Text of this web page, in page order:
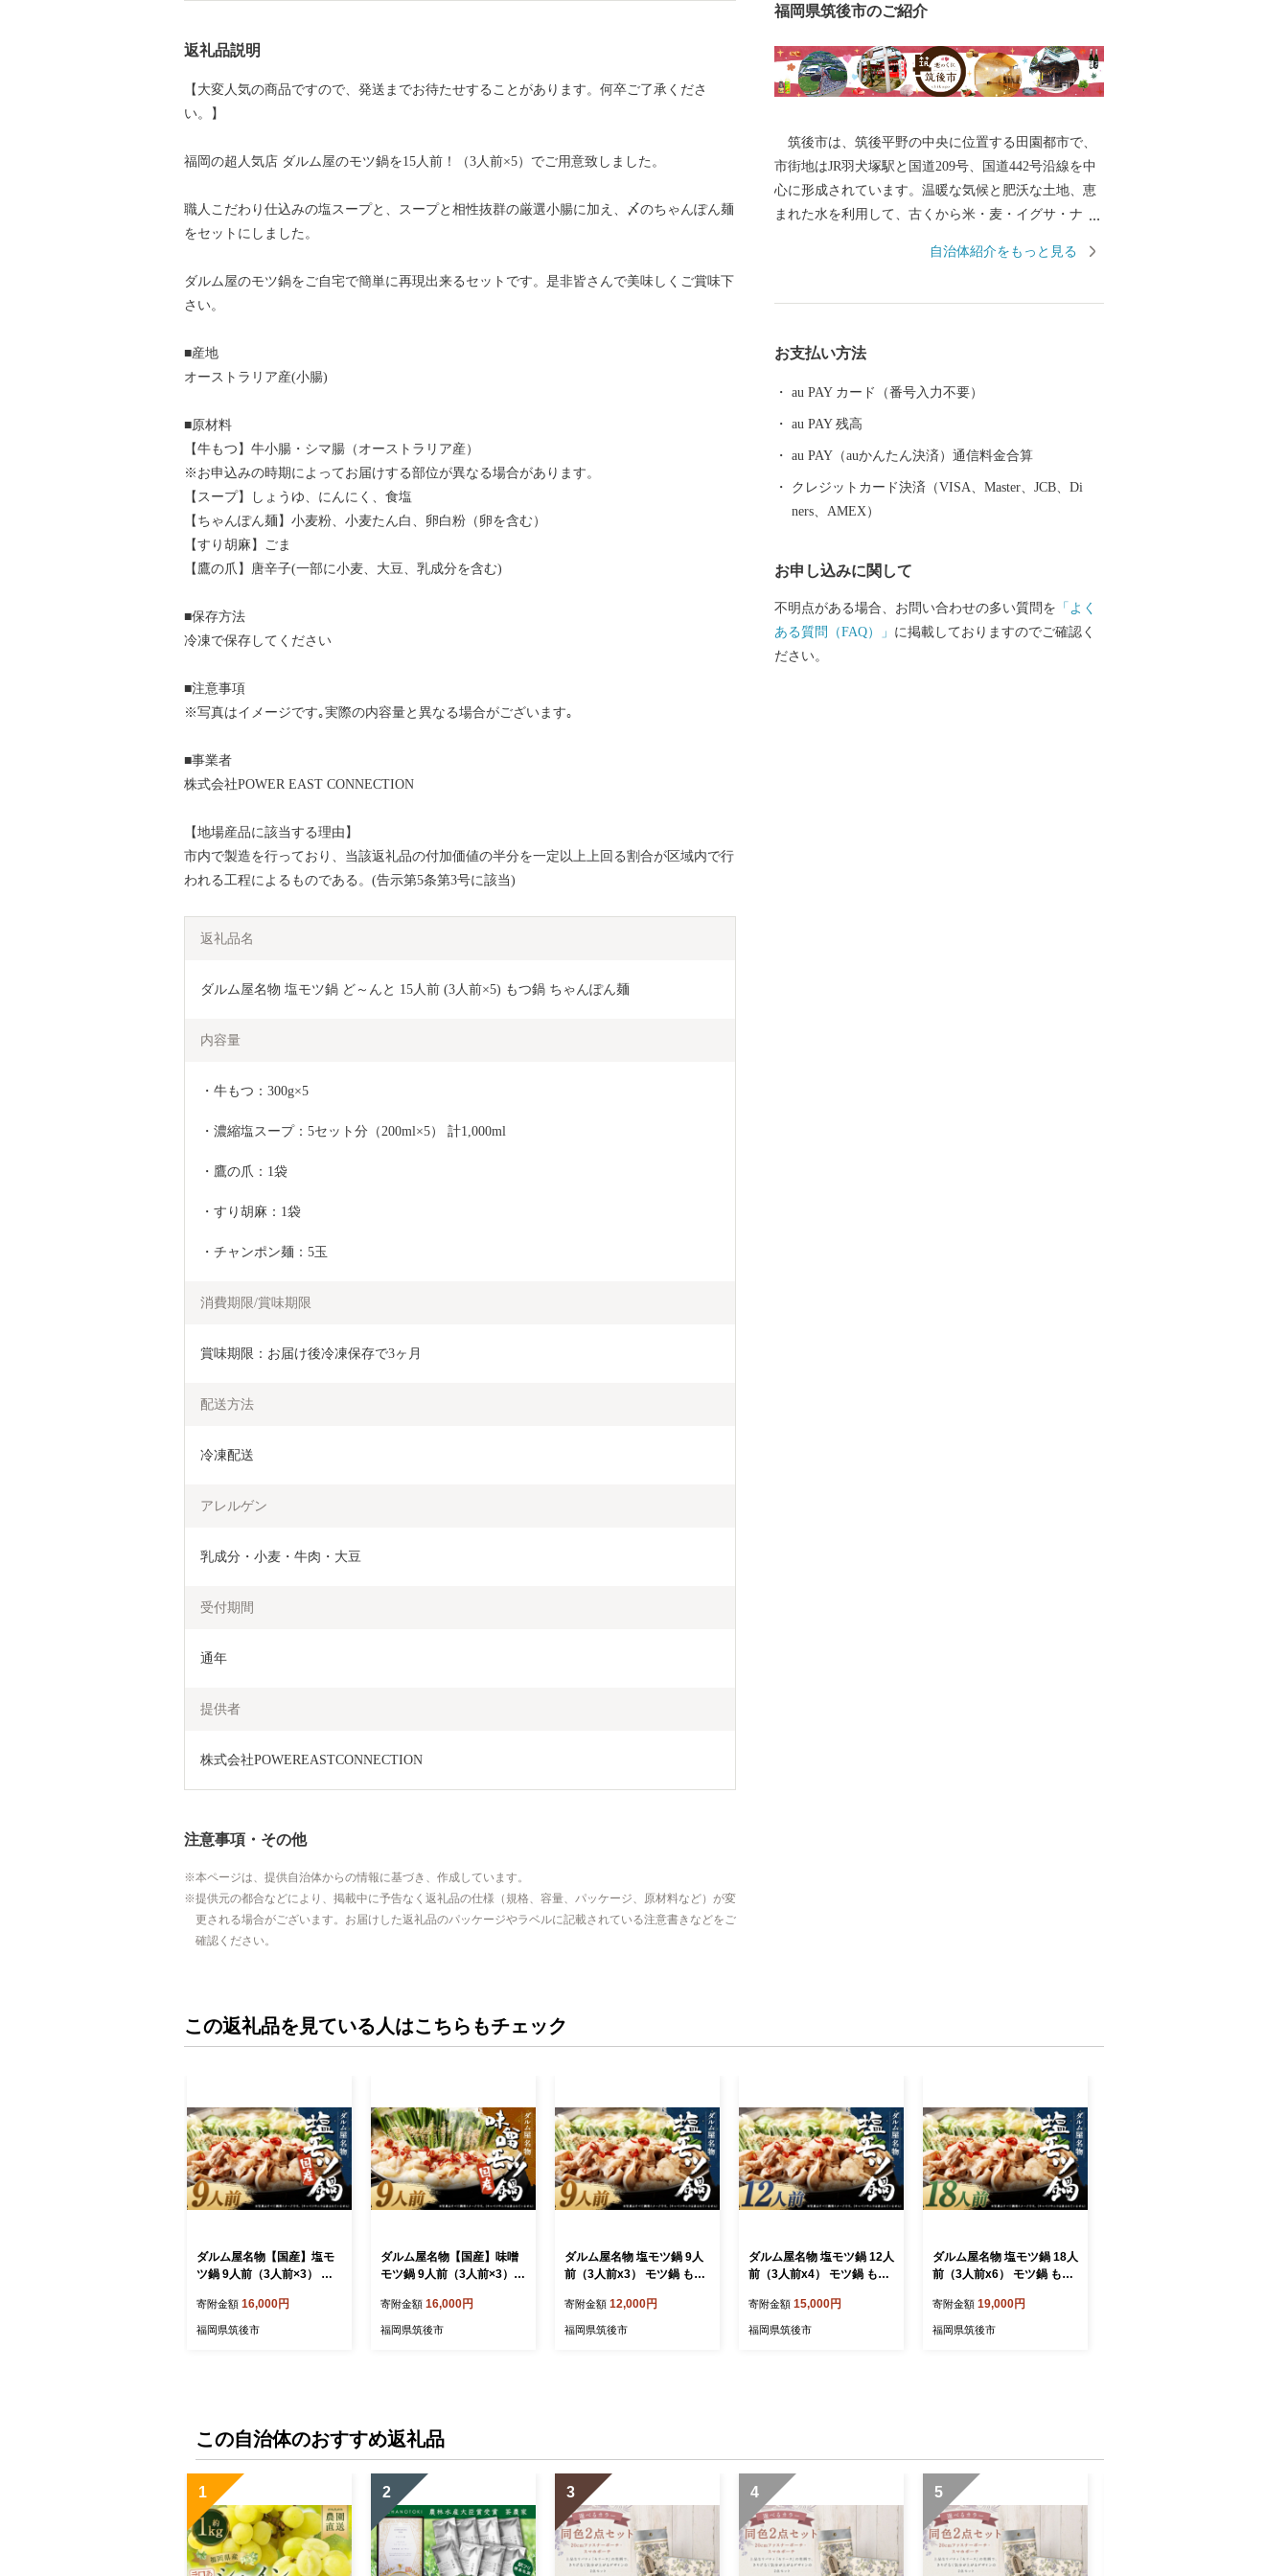
返礼品説明
【大変人気の商品ですので、発送までお待たせすることがあります。何卒ご了承くださ
い。】
福岡の超人気店 ダルム屋のモツ鍋を15人前！（3人前×5）でご用意致しました。
職人こだわり仕込みの塩スープと、スープと相性抜群の厳選小腸に加え、〆のちゃんぽん麺
をセットにしました。
ダルム屋のモツ鍋をご自宅で簡単に再現出来るセットです。是非皆さんで美味しくご賞味下
さい。
■産地
オーストラリア産(小腸)
■原材料
【牛もつ】牛小腸・シマ腸（オーストラリア産）
※お申込みの時期によってお届けする部位が異なる場合があります。
【スープ】しょうゆ、にんにく、食塩
【ちゃんぽん麺】小麦粉、小麦たん白、卵白粉（卵を含む）
【すり胡麻】ごま
【鷹の爪】唐辛子(一部に小麦、大豆、乳成分を含む)
■保存方法
冷凍で保存してください
■注意事項
※写真はイメージです｡実際の内容量と異なる場合がございます｡
■事業者
株式会社POWER EAST CONNECTION
【地場産品に該当する理由】
市内で製造を行っており、当該返礼品の付加価値の半分を一定以上上回る割合が区域内で行
われる工程によるものである。(告示第5条第3号に該当)
返礼品名
ダルム屋名物 塩モツ鍋 ど～んと 15人前 (3人前×5) もつ鍋 ちゃんぽん麺
内容量
・牛もつ：300g×5
・濃縮塩スープ：5セット分（200ml×5） 計1,000ml
・鷹の爪：1袋
・すり胡麻：1袋
・チャンポン麺：5玉
消費期限/賞味期限
賞味期限：お届け後冷凍保存で3ヶ月
配送方法
冷凍配送
アレルゲン
乳成分・小麦・牛肉・大豆
受付期間
通年
提供者
株式会社POWEREASTCONNECTION
注意事項・その他
本ページは、提供自治体からの情報に基づき、作成しています。
提供元の都合などにより、掲載中に予告なく返礼品の仕様（規格、容量、パッケージ、原材料など）が変
更される場合がございます。お届けした返礼品のパッケージやラベルに記載されている注意書きなどをご
確認ください。
福岡県筑後市のご紹介
筑後市は、筑後平野の中央に位置する田園都市で、
市街地はJR羽犬塚駅と国道209号、国道442号沿線を中
心に形成されています。温暖な気候と肥沃な土地、恵
まれた水を利用して、古くから米・麦・イグサ・ナ
れてきました。また、交通の便の良さを生かして企業
「HAWKSベースボールパーク筑後」が開業。駅周辺に
は県営筑後広域公園や芸術文化交流施設「九州芸文
続けています。
自治体紹介をもっと見る
お支払い方法
au PAY カード（番号入力不要）
au PAY 残高
au PAY（auかんたん決済）通信料金合算
クレジットカード決済（VISA、Master、JCB、Di
ners、AMEX）
お申し込みに関して
不明点がある場合、お問い合わせの多い質問を 「よく
ある質問（FAQ）」 に掲載しておりますのでご確認く
ださい。
この返礼品を見ている人はこちらもチェック
ダルム屋名物【国産】塩モ
ツ鍋 9人前（3人前×3） 塩
麺 セット 牛 小腸 国産 冷凍
寄附金額 16,000円
福岡県筑後市
ダルム屋名物【国産】味噌
モツ鍋 9人前（3人前×3）
ゃんぽん 麺 セット 牛 小腸
国産 冷凍
寄附金額 16,000円
福岡県筑後市
ダルム屋名物 塩モツ鍋 9人
前（3人前x3） モツ鍋 もつ
ルモン 牛もつ 牛小腸 シマ
腸 冷凍 福岡県 筑後市
寄附金額 12,000円
福岡県筑後市
ダルム屋名物 塩モツ鍋 12人
前（3人前x4） モツ鍋 もつ
ルモン 牛もつ 牛小腸 シマ
腸 冷凍 福岡県 筑後市
寄附金額 15,000円
福岡県筑後市
ダルム屋名物 塩モツ鍋 18人
前（3人前x6） モツ鍋 もつ
ルモン 牛もつ 牛小腸 シマ
腸 冷凍 福岡県 筑後市
寄附金額 19,000円
福岡県筑後市
この自治体のおすすめ返礼品
1 2 3 4 5